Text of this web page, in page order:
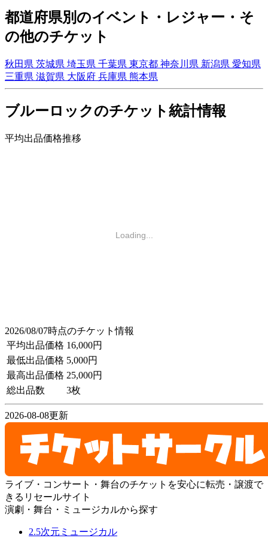
都道府県別のイベント・レジャー・そ
の他のチケット
秋田県 茨城県 埼玉県 千葉県 東京都 神奈川県 新潟県 愛知県
三重県 滋賀県 大阪府 兵庫県 熊本県
ブルーロックのチケット統計情報
平均出品価格推移
Loading...
2026/08/07時点のチケット情報
平均出品価格 16,000円
最低出品価格 5,000円
最高出品価格 25,000円
総出品数
3枚
2026-08-08更新
ライブ・コンサート・舞台のチケットを安心に転売・譲渡で
きるリセールサイト
演劇・舞台・ミュージカルから探す
2.5次元ミュージカル